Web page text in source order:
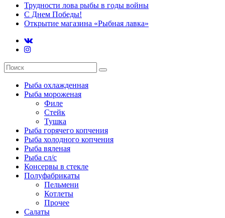
Трудности лова рыбы в годы войны
С Днем Победы!
Открытие магазина «Рыбная лавка»
Рыба охлажденная
Рыба мороженая
Филе
Стейк
Тушка
Рыба горячего копчения
Рыба холодного копчения
Рыба вяленая
Рыба сл/с
Консервы в стекле
Полуфабрикаты
Пельмени
Котлеты
Прочее
Салаты